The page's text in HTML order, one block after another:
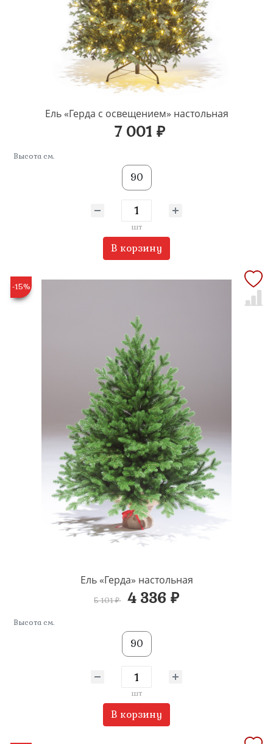
Ель «Герда с освещением» настольная
7 001 ₽
Высота см.
90
шт
В корзину
-15%
Ель «Герда» настольная
5 101 ₽ 4 336 ₽
Высота см.
90
шт
В корзину